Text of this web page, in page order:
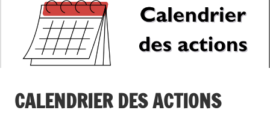
CALENDRIER DES ACTIONS